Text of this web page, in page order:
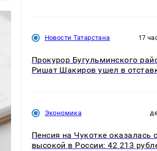
Новости Татарстана 17
Прокурор Бугульминского
Ришат Шакиров ушел в
Экономика
Пенсия на Чукотке оказалась
высокой в России: 42 213